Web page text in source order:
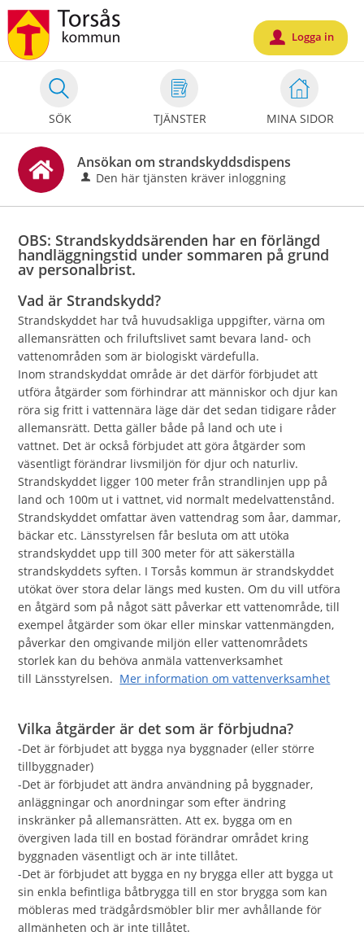
Välkommen
till
Mina
Torsås
kommun
SÖK TJÄNSTER MINA SIDOR
u Logga in
Ansökan om strandskyddsdispens
Den här tjänsten kräver inloggning
OBS: Strandskyddsärenden har en förlängd
handläggningstid under sommaren på grund
av personalbrist.
Vad är Strandskydd?
Strandskyddet har två huvudsakliga uppgifter, värna om
allemansrätten och friluftslivet samt bevara land- och
vattenområden som är biologiskt värdefulla.
Inom strandskyddat område är det därför förbjudet att
utföra åtgärder som förhindrar att människor och djur kan
röra sig fritt i vattennära läge där det sedan tidigare råder
allemansrätt. Detta gäller både på land och ute i
vattnet. Det är också förbjudet att göra åtgärder som
väsentligt förändrar livsmiljön för djur och naturliv.
Strandskyddet ligger 100 meter från strandlinjen upp på
land och 100m ut i vattnet, vid normalt medelvattenstånd.
Strandskyddet omfattar även vattendrag som åar, dammar,
bäckar etc. Länsstyrelsen får besluta om att utöka
strandskyddet upp till 300 meter för att säkerställa
strandskyddets syften. I Torsås kommun är strandskyddet
utökat över stora delar längs med kusten. Om du vill utföra
en åtgärd som på något sätt påverkar ett vattenområde, till
exempel åtgärder som ökar eller minskar vattenmängden,
påverkar den omgivande miljön eller vattenområdets
storlek kan du behöva anmäla vattenverksamhet
till Länsstyrelsen. Mer information om vattenverksamhet
Vilka åtgärder är det som är förbjudna?
-Det är förbjudet att bygga nya byggnader (eller större
tillbyggnader)
-Det är förbjudet att ändra användning på byggnader,
anläggningar och anordningar som efter ändring
inskränker på allemansrätten. Att ex. bygga om en
övergiven lada till en bostad förändrar området kring
byggnaden väsentligt och är inte tillåtet.
-Det är förbjudet att bygga en ny brygga eller att bygga ut
sin enkla befintliga båtbrygga till en stor brygga som kan
möbleras med trädgårdsmöbler blir mer avhållande för
allmänheten och är inte tillåtet.